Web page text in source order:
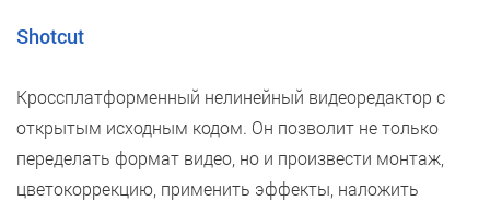
Shotcut
Кроссплатформенный нелинейный видеоредактор с
открытым исходным кодом. Он позволит не только
переделать формат видео, но и произвести монтаж,
цветокоррекцию, применить эффекты, наложить